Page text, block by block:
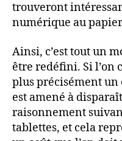
trouveront
numérique au
Ainsi, c’est tout un
être redéfini. Si l’on
plus précisément un
est amené à
raisonnement
tablettes, et cela